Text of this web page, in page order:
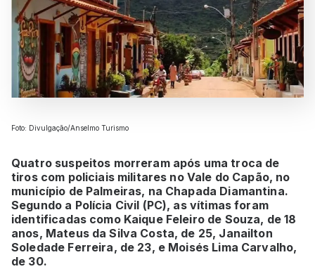
Foto: Divulgação/Anselmo Turismo
Quatro suspeitos morreram após uma troca de
tiros com policiais militares no Vale do Capão, no
município de Palmeiras, na Chapada Diamantina.
Segundo a Polícia Civil (PC), as vítimas foram
identificadas como Kaique Feleiro de Souza, de 18
anos, Mateus da Silva Costa, de 25, Janailton
Soledade Ferreira, de 23, e Moisés Lima Carvalho,
de 30.